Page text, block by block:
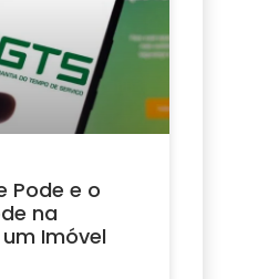
Pode e o
na
Imóvel